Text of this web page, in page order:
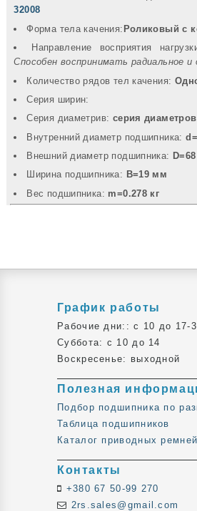
32008
Форма тела качения: Роликовый с
Направление восприятия
Способен воспринимать радиальное и
Количество рядов тел качения:
Серия ширин:
Серия диаметрив: серия
Внутренний диаметр подшипника:
Внешний диаметр подшипника:
Ширина подшипника: B=19 мм
Вec подшипника: m=0.278 кг
График работы
Рабочие дни:: c 10 до 17-
Суббота: c 10 до 14
Воскресенье: выходной
Полезная
Подбор подшипника по
Таблица подшипников
Каталог приводных ремней
Контакты
+380 67 50-99 270
2rs.sales@gmail.com